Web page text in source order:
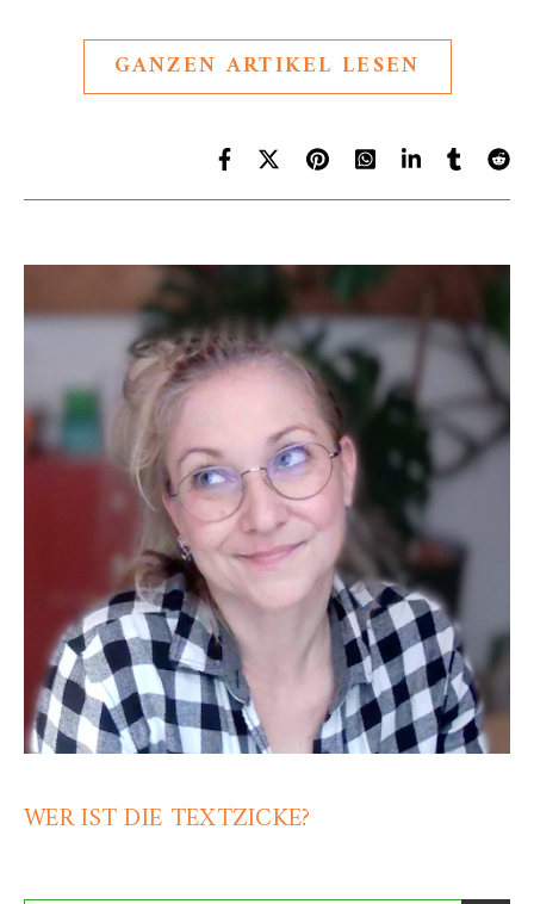
GANZEN ARTIKEL LESEN
WER IST DIE TEXTZICKE?